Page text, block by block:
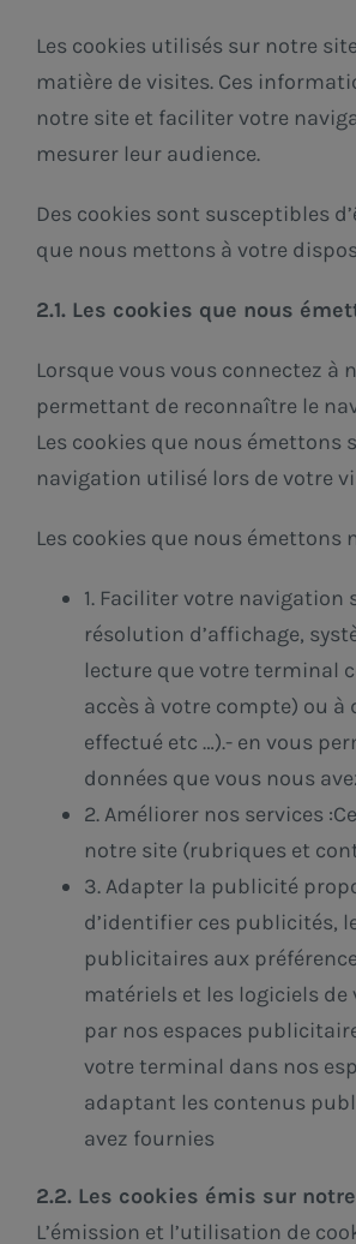
Les cookies utilisés sur notre
matière de visites. Ces
notre site et faciliter votre
mesurer leur audience.
Des cookies sont susceptibles
que nous mettons à votre
2.1. Les cookies que nous
Lorsque vous vous connectez
permettant de reconnaître le
Les cookies que nous
navigation utilisé lors de votre
Les cookies que nous émettons
1. Faciliter votre
résolution d’affichage,
lecture que votre terminal
accès à votre compte) ou
effectué etc …).- en vous
données que vous nous
2. Améliorer nos services
notre site (rubriques et
3. Adapter la publicité
d’identifier ces publicités,
publicitaires aux
matériels et les logiciels
par nos espaces
votre terminal dans nos
adaptant les contenus
avez fournies
2.2. Les cookies émis sur
L’émission et l’utilisation de